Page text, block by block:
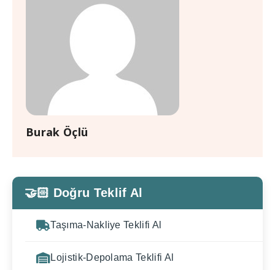
Burak Öçlü
🤝🏻 Doğru Teklif Al
Taşıma-Nakliye Teklifi Al
Lojistik-Depolama Teklifi Al